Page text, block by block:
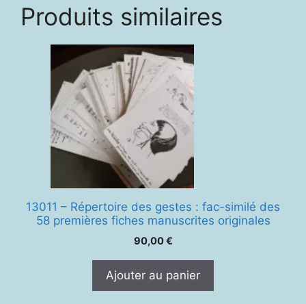
Produits similaires
13011 – Répertoire des gestes : fac-similé des
58 premières fiches manuscrites originales
90,00€
Ajouter au panier